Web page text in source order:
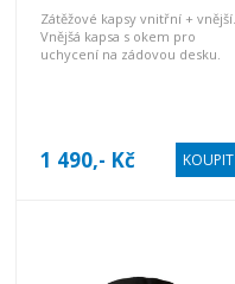
Zátěžové kapsy vnitřní + vnější.
Vnějšá kapsa s okem pro
uchycení na zádovou desku.
Kortexin. Cena za jeden pár
kapses. (2x nitřní kapsa, 1x
vnější kapsa pravá, 1x vnější
1 490,- Kč KOUPIT